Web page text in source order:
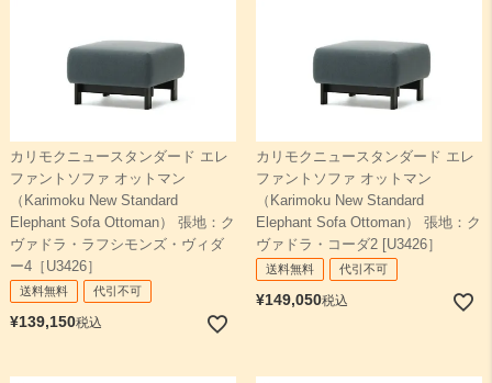
カリモクニュースタンダード エレ
ファントソファ オットマン
（Karimoku New Standard
Elephant Sofa Ottoman） 張地：ク
ヴァドラ・ラフシモンズ・ヴィダ
ー4［U3426］
送料無料 代引不可
¥139,150税込
カリモクニュースタンダード エレ
ファントソファ オットマン
（Karimoku New Standard
Elephant Sofa Ottoman） 張地：ク
ヴァドラ・コーダ2 [U3426］
送料無料 代引不可
¥149,050税込